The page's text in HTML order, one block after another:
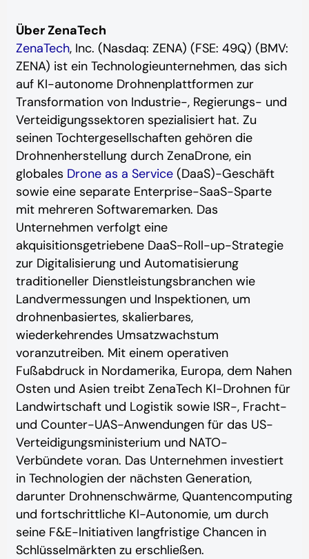
Über ZenaTech
ZenaTech, Inc. (Nasdaq: ZENA) (FSE: 49Q) (BMV:
ZENA) ist ein Technologieunternehmen, das sich
auf KI-autonome Drohnenplattformen zur
Transformation von Industrie-, Regierungs- und
Verteidigungssektoren spezialisiert hat. Zu
seinen Tochtergesellschaften gehören die
Drohnenherstellung durch ZenaDrone, ein
globales Drone as a Service(DaaS)-Geschäft
sowie eine separate Enterprise-SaaS-Sparte
mit mehreren Softwaremarken. Das
Unternehmen verfolgt eine
akquisitionsgetriebene DaaS-Roll-up-Strategie
zur Digitalisierung und Automatisierung
traditioneller Dienstleistungsbranchen wie
Landvermessungen und Inspektionen, um
drohnenbasiertes, skalierbares,
wiederkehrendes Umsatzwachstum
voranzutreiben. Mit einem operativen
Fußabdruck in Nordamerika, Europa, dem Nahen
Osten und Asien treibt ZenaTech KI-Drohnen für
Landwirtschaft und Logistik sowie ISR-, Fracht-
und Counter-UAS-Anwendungen für das US-
Verteidigungsministerium und NATO-
Verbündete voran. Das Unternehmen investiert
in Technologien der nächsten Generation,
darunter Drohnenschwärme, Quantencomputing
und fortschrittliche KI-Autonomie, um durch
seine F&E-Initiativen langfristige Chancen in
Schlüsselmärkten zu erschließen.